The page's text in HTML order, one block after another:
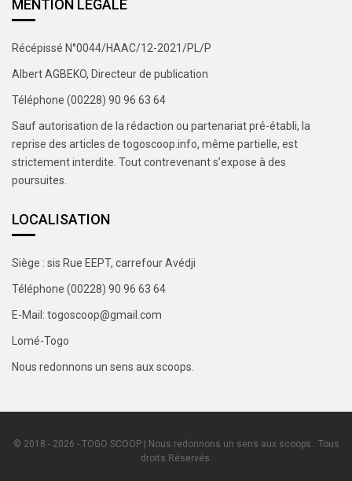
MENTION LEGALE
Récépissé N°0044/HAAC/12-2021/PL/P
Albert AGBEKO, Directeur de publication
Téléphone (00228) 90 96 63 64
Sauf autorisation de la rédaction ou partenariat pré-établi, la
reprise des articles de togoscoop.info, même partielle, est
strictement interdite. Tout contrevenant s’expose à des
poursuites.
LOCALISATION
Siège : sis Rue EEPT, carrefour Avédji
Téléphone (00228) 90 96 63 64
E-Mail: togoscoop@gmail.com
Lomé-Togo
Nous redonnons un sens aux scoops.
© 2018 - 2026 - TOGO SCOOP | Nous redonnons un sens aux scoops.. Tous
droits Réservés.